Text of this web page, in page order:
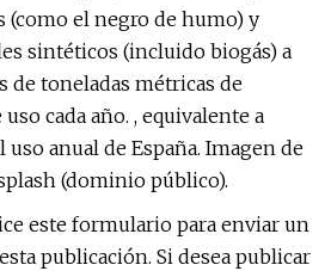
(como el negro de humo) y
sintéticos (incluido biogás) a
toneladas métricas de
cada año. , equivalente a
anual de España. Imagen de
(dominio público).
este formulario para enviar un
publicación. Si desea publicar